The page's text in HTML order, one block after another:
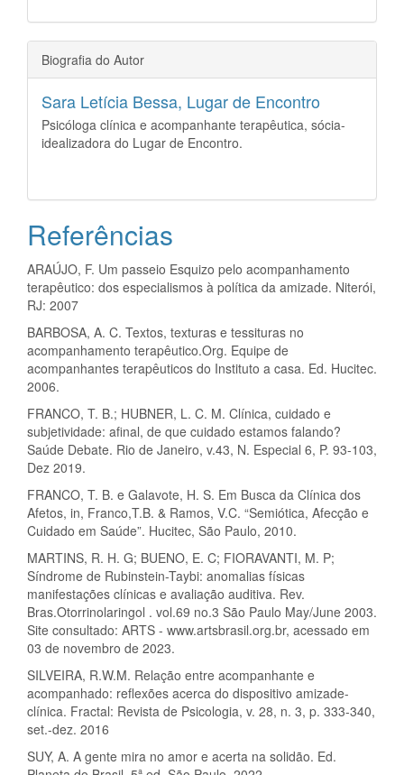
Biografia do Autor
Sara Letícia Bessa, Lugar de Encontro
Psicóloga clínica e acompanhante terapêutica, sócia-
idealizadora do Lugar de Encontro.
Referências
ARAÚJO, F. Um passeio Esquizo pelo acompanhamento
terapêutico: dos especialismos à política da amizade. Niterói,
RJ: 2007
BARBOSA, A. C. Textos, texturas e tessituras no
acompanhamento terapêutico.Org. Equipe de
acompanhantes terapêuticos do Instituto a casa. Ed. Hucitec.
2006.
FRANCO, T. B.; HUBNER, L. C. M. Clínica, cuidado e
subjetividade: afinal, de que cuidado estamos falando?
Saúde Debate. Rio de Janeiro, v.43, N. Especial 6, P. 93-103,
Dez 2019.
FRANCO, T. B. e Galavote, H. S. Em Busca da Clínica dos
Afetos, in, Franco,T.B. & Ramos, V.C. “Semiótica, Afecção e
Cuidado em Saúde”. Hucitec, São Paulo, 2010.
MARTINS, R. H. G; BUENO, E. C; FIORAVANTI, M. P;
Síndrome de Rubinstein-Taybi: anomalias físicas
manifestações clínicas e avaliação auditiva. Rev.
Bras.Otorrinolaringol . vol.69 no.3 São Paulo May/June 2003.
Site consultado: ARTS - www.artsbrasil.org.br, acessado em
03 de novembro de 2023.
SILVEIRA, R.W.M. Relação entre acompanhante e
acompanhado: reflexões acerca do dispositivo amizade-
clínica. Fractal: Revista de Psicologia, v. 28, n. 3, p. 333-340,
set.-dez. 2016
SUY, A. A gente mira no amor e acerta na solidão. Ed.